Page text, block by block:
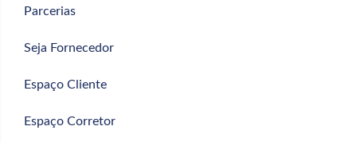
Parcerias
Seja Fornecedor
Espaço Cliente
Espaço Corretor